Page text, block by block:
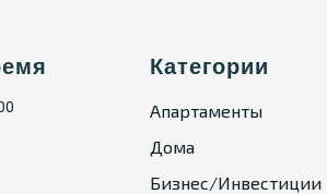
Категории
Апартаменты
Дома
Бизнес/Инвестиции